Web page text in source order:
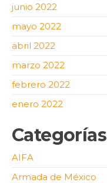
junio 2022
mayo 2022
abril 2022
marzo 2022
febrero 2022
enero 2022
Categorías
AIFA
Armada de México